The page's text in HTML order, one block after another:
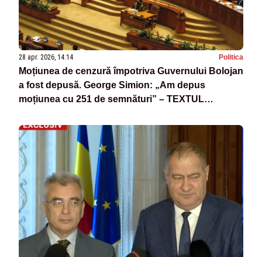
28 apr. 2026, 14:14 Politica
Moțiunea de cenzură împotriva Guvernului Bolojan
a fost depusă. George Simion: „Am depus
moțiunea cu 251 de semnături” – TEXTUL